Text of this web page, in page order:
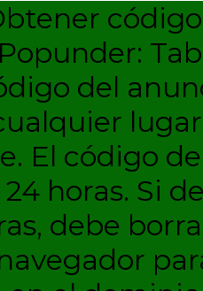
del
El código
horas. Si
debe